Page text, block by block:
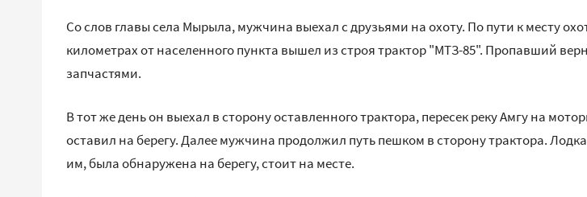
Со слов главы села Мырыла, мужчина выехал с друзьями на охоту. По пути к месту
километрах от населенного пункта вышел из строя трактор "МТЗ-85". Пропавший
запчастями.
В тот же день он выехал в сторону оставленного трактора, пересек реку Амгу на
оставил на берегу. Далее мужчина продолжил путь пешком в сторону трактора.
им, была обнаружена на берегу, стоит на месте.